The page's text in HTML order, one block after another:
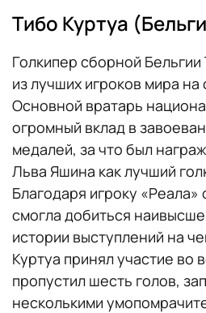
Тибо Куртуа
Голкипер сборной
из лучших игроков мира на
Основной вратарь
огромный вклад в
медалей, за что был
Льва Яшина как лучший
Благодаря игроку «Реала»
смогла добиться
истории выступлений на
Куртуа принял участие во
пропустил шесть голов,
несколькими